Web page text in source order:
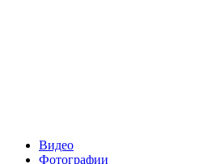
Видео
Фотографии